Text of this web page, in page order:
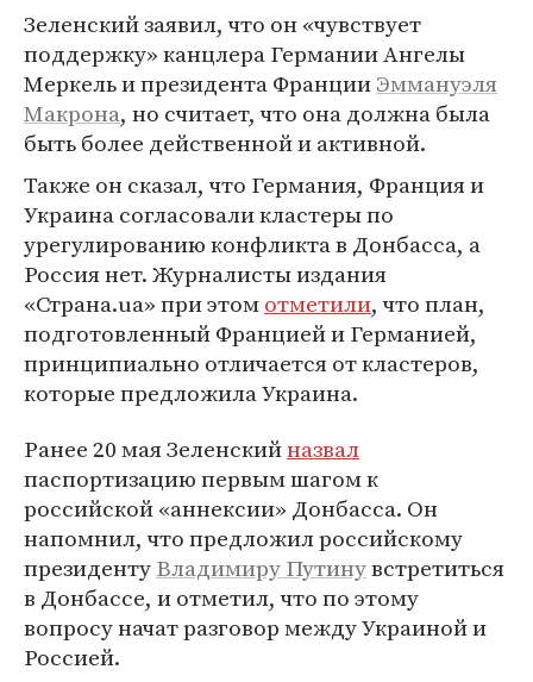
Зеленский заявил, что он «чувствует
поддержку» канцлера Германии Ангелы
Меркель и президента ФранцииЭммануэля
Макрона, но считает, что она должна была
быть более действенной и активной.
Также он сказал, что Германия, Франция и
Украина согласовали кластеры по
урегулированию конфликта в Донбасса, а
Россия нет. Журналисты издания
«Страна.ua» при этомотметили, что план,
подготовленный Францией и Германией,
принципиально отличается от кластеров,
которые предложила Украина.
Ранее 20 мая Зеленскийназвал
паспортизацию первым шагом к
российской «аннексии» Донбасса. Он
напомнил, что предложил российскому
президентуВладимиру Путинувстретиться
в Донбассе, и отметил, что по этому
вопросу начат разговор между Украиной и
Россией.